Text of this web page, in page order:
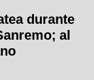
durante
al